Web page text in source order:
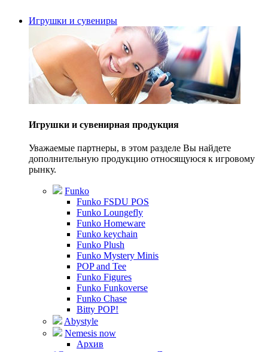
Игрушки и сувениры
Игрушки и сувенирная продукция
Уважаемые партнеры, в этом разделе Вы найдете
дополнительную продукцию относящуюся к игровому
рынку.
Funko
Funko FSDU POS
Funko Loungefly
Funko Homeware
Funko keychain
Funko Plush
Funko Mystery Minis
POP and Tee
Funko Figures
Funko Funkoverse
Funko Chase
Bitty POP!
Abystyle
Nemesis now
Архив